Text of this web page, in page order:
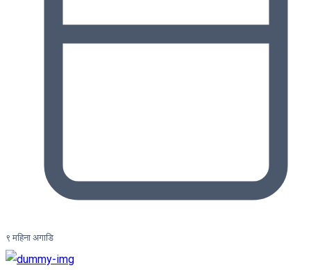
९ महिना अगाडि